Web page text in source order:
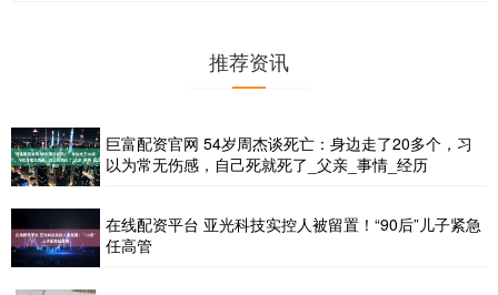
推荐资讯
巨富配资官网 54岁周杰谈死亡：身边走了20多个，习
以为常无伤感，自己死就死了_父亲_事情_经历
在线配资平台 亚光科技实控人被留置！“90后”儿子紧急
任高管